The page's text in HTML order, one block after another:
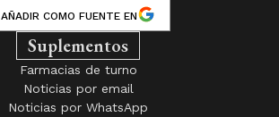
AÑADIR COMO FUENTE EN
Suplementos
Farmacias de turno
Noticias por email
Noticias por WhatsApp